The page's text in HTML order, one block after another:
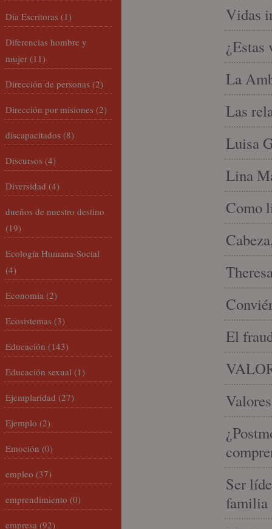
Vidas
¿Estas
La
Las
Luisa
Lina
Como
El
Ser
familia
Día Escritoras (1)
Diferencias hombre y
mujer (11)
Dirección de personas (2)
Dirección por misiones (2)
discapacitados (8)
Discursos (4)
Diversidad (4)
dueños de nuestro destino
(19)
Ecología Humana-Social
(4)
Economía (2)
Ecosistemas (3)
Educación (143)
Educación sexual (1)
Ejemplaridad (27)
Ejemplo (2)
Emoción (0)
empleo (37)
emprendimiento (0)
empresa (92)